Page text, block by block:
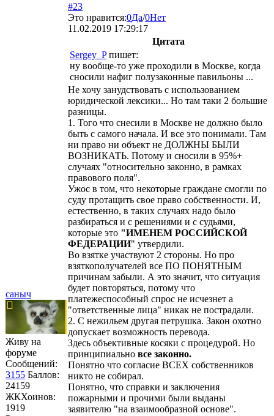
саныч
Живу на
форуме
Сообщений:
3155 Баллов:
24159
ЖКХоинов:
1919
#23
Это нравится:0Да/0Нет
11.02.2019 17:29:17
Цитата
Sergey_Pпишет:
ну вообще-то уже проходили в Москве, когда
сносили нафиг полузаконные павильоны ...
Не хочу занудствовать с использованием
юридической лексики... Но там таки 2 большие
разницы.
1. Того что снесили в Москве не должно было
быть с самого начала. И все это понимали. Там
ни право ни объект не ДОЛЖНЫ БЫЛИ
ВОЗНИКАТЬ. Потому и сносили в 95%+
случаях "относительно законно, в рамках
правового поля".
Ужос в том, что некоторые граждане смогли по
суду протащить свое право собственности. И,
естественно, в таких случаях надо было
разбираться и с решениями и с судьями,
которые это "ИМЕНЕМ РОССИЙСКОЙ
ФЕДЕРАЦИИ" утвердили.
Во взятке участвуют 2 стороны. Но про
взяткополучателей все ПО ПОНЯТНЫМ
причинам забыли. А это значит, что ситуация
будет повторяться, потому что
платежеспособный спрос не исчезнет а
"ответственные лица" никак не пострадали.
2. С нежильем другая петрушка. Закон охотно
допускает возможность перевода.
Здесь объективные косяки с процедурой. Но
принципиально все законно.
Понятно что согласие ВСЕХ собственников
никто не собирал.
Понятно, что справки и заключения
пожарными и прочими были выданы
заявителю "на взаимообразной основе".